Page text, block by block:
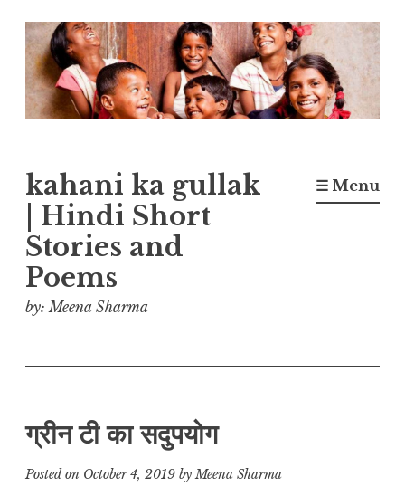
Skip
to
content
kahani ka gullak
| Hindi Short
Stories and
Poems
by: Meena Sharma
☰ Menu
ग्रीन टी का सदुपयोग
Posted on October 4, 2019 byMeena Sharma